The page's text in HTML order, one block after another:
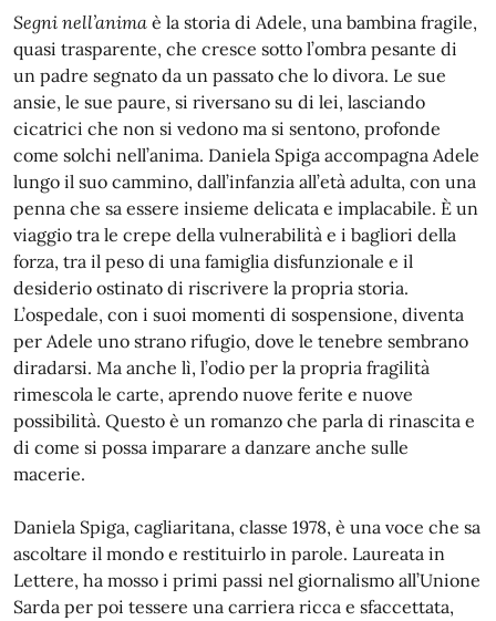
Segni nell’anima è la storia di Adele, una bambina fragile,
quasi trasparente, che cresce sotto l’ombra pesante di
un padre segnato da un passato che lo divora. Le sue
ansie, le sue paure, si riversano su di lei, lasciando
cicatrici che non si vedono ma si sentono, profonde
come solchi nell’anima. Daniela Spiga accompagna Adele
lungo il suo cammino, dall’infanzia all’età adulta, con una
penna che sa essere insieme delicata e implacabile. È un
viaggio tra le crepe della vulnerabilità e i bagliori della
forza, tra il peso di una famiglia disfunzionale e il
desiderio ostinato di riscrivere la propria storia.
L’ospedale, con i suoi momenti di sospensione, diventa
per Adele uno strano rifugio, dove le tenebre sembrano
diradarsi. Ma anche lì, l’odio per la propria fragilità
rimescola le carte, aprendo nuove ferite e nuove
possibilità. Questo è un romanzo che parla di rinascita e
di come si possa imparare a danzare anche sulle
macerie.
Daniela Spiga, cagliaritana, classe 1978, è una voce che sa
ascoltare il mondo e restituirlo in parole. Laureata in
Lettere, ha mosso i primi passi nel giornalismo all’Unione
Sarda per poi tessere una carriera ricca e sfaccettata,